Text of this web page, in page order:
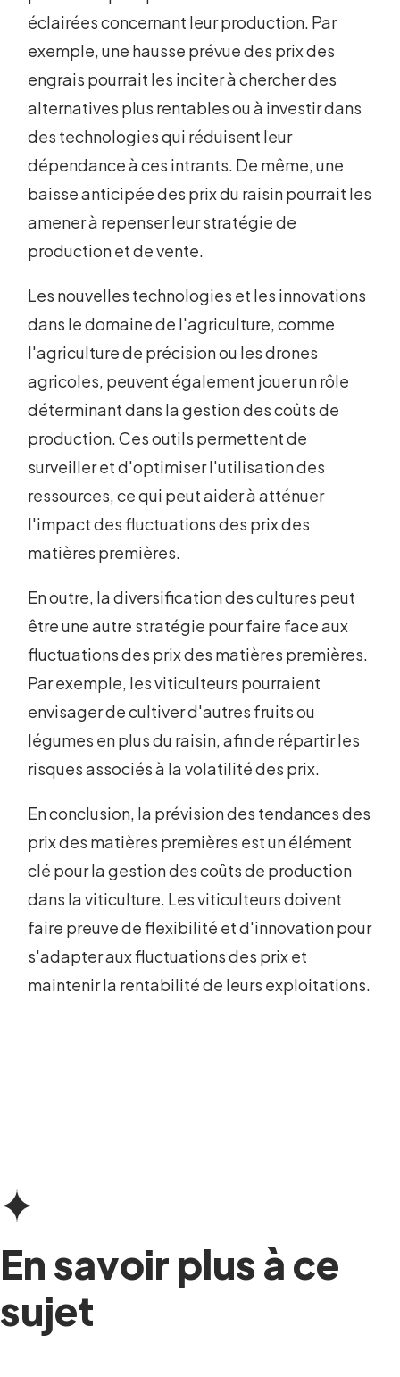
éclairées concernant leur production. Par
exemple, une hausse prévue des prix des
engrais pourrait les inciter à chercher des
alternatives plus rentables ou à investir dans
des technologies qui réduisent leur
dépendance à ces intrants. De même, une
baisse anticipée des prix du raisin pourrait les
amener à repenser leur stratégie de
production et de vente.
Les nouvelles technologies et les innovations
dans le domaine de l'agriculture, comme
l'agriculture de précision ou les drones
agricoles, peuvent également jouer un rôle
déterminant dans la gestion des coûts de
production. Ces outils permettent de
surveiller et d'optimiser l'utilisation des
ressources, ce qui peut aider à atténuer
l'impact des fluctuations des prix des
matières premières.
En outre, la diversification des cultures peut
être une autre stratégie pour faire face aux
fluctuations des prix des matières premières.
Par exemple, les viticulteurs pourraient
envisager de cultiver d'autres fruits ou
légumes en plus du raisin, afin de répartir les
risques associés à la volatilité des prix.
En conclusion, la prévision des tendances des
prix des matières premières est un élément
clé pour la gestion des coûts de production
dans la viticulture. Les viticulteurs doivent
faire preuve de flexibilité et d'innovation pour
s'adapter aux fluctuations des prix et
maintenir la rentabilité de leurs exploitations.
En savoir plus à ce
sujet